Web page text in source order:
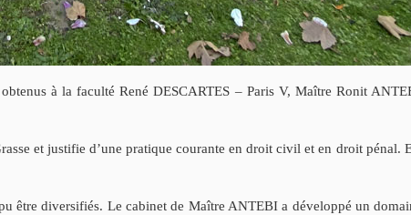
à la faculté René DESCARTES – Paris V, Maître Ronit
et justifie d’une pratique courante en droit civil et en droit pénal.
être diversifiés. Le cabinet de Maître ANTEBI a développé un